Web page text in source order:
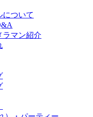
について
ラマン紹介